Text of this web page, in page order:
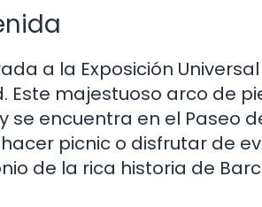
a la Exposición Universal
Este majestuoso arco de
encuentra en el Paseo
picnic o disfrutar de
de la rica historia de